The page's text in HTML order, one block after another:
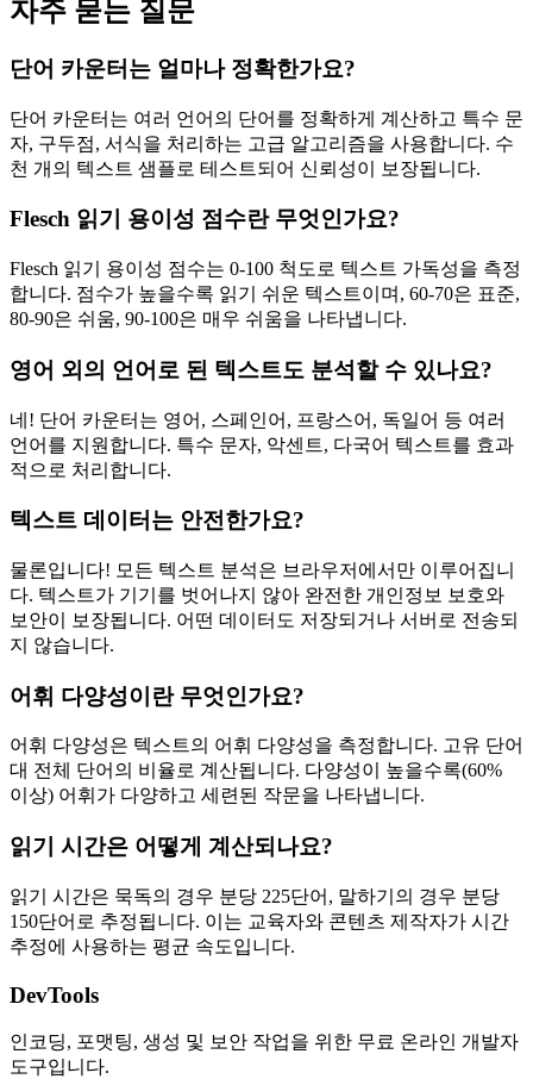
자주 묻는 질문
단어 카운터는 얼마나 정확한가요?
단어 카운터는 여러 언어의 단어를 정확하게 계산하고 특수 문
자, 구두점, 서식을 처리하는 고급 알고리즘을 사용합니다. 수
천 개의 텍스트 샘플로 테스트되어 신뢰성이 보장됩니다.
Flesch 읽기 용이성 점수란 무엇인가요?
Flesch 읽기 용이성 점수는 0-100 척도로 텍스트 가독성을 측정
합니다. 점수가 높을수록 읽기 쉬운 텍스트이며, 60-70은 표준,
80-90은 쉬움, 90-100은 매우 쉬움을 나타냅니다.
영어 외의 언어로 된 텍스트도 분석할 수 있나요?
네! 단어 카운터는 영어, 스페인어, 프랑스어, 독일어 등 여러
언어를 지원합니다. 특수 문자, 악센트, 다국어 텍스트를 효과
적으로 처리합니다.
텍스트 데이터는 안전한가요?
물론입니다! 모든 텍스트 분석은 브라우저에서만 이루어집니
다. 텍스트가 기기를 벗어나지 않아 완전한 개인정보 보호와
보안이 보장됩니다. 어떤 데이터도 저장되거나 서버로 전송되
지 않습니다.
어휘 다양성이란 무엇인가요?
어휘 다양성은 텍스트의 어휘 다양성을 측정합니다. 고유 단어
대 전체 단어의 비율로 계산됩니다. 다양성이 높을수록(60%
이상) 어휘가 다양하고 세련된 작문을 나타냅니다.
읽기 시간은 어떻게 계산되나요?
읽기 시간은 묵독의 경우 분당 225단어, 말하기의 경우 분당
150단어로 추정됩니다. 이는 교육자와 콘텐츠 제작자가 시간
추정에 사용하는 평균 속도입니다.
DevTools
인코딩, 포맷팅, 생성 및 보안 작업을 위한 무료 온라인 개발자
도구입니다.